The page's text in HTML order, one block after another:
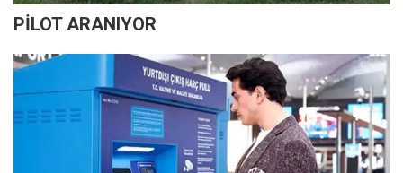
PİLOT ARANIYOR